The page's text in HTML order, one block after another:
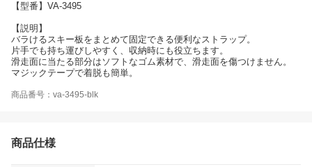
【型番】VA-3495
【説明】
バラけるスキー板をまとめて固定できる便利なストラップ。
片手でも持ち運びしやすく、収納時にも役立ちます。
滑走面に当たる部分はソフトなゴム素材で、滑走面を傷つけません。
マジックテープで着脱も簡単。
商品番号：va-3495-blk
商品仕様